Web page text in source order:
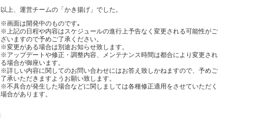
以上、運営チームの「かき揚げ」でした。
※画面は開発中のものです｡
※上記の日程や内容はスケジュールの進行上予告なく変更される可能性がご
ざいますので予めご了承ください。
※変更がある場合は別途お知らせ致します。
※アップデートや修正・調整内容、メンテナンス時間は都合により変更され
る場合が御座います。
※詳しい内容に関してのお問い合わせにはお答え致しかねますので、予めご
了承いただきますようお願い致します。
※不具合が発生した場合などに関しましては各種修正適用をさせていただく
場合があります。